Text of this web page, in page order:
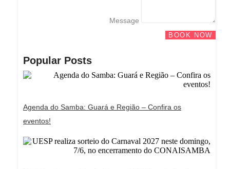
Message
BOOK NOW
Popular Posts
Agenda do Samba: Guará e Região – Confira os
eventos!